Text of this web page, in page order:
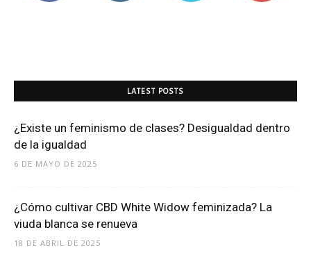
LATEST POSTS
¿Existe un feminismo de clases? Desigualdad dentro
de la igualdad
6 DE MAYO DE 2025
¿Cómo cultivar CBD White Widow feminizada? La
viuda blanca se renueva
18 DE ABRIL DE 2025